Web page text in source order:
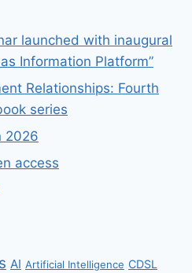
launched with inaugural
Information Platform”
Relationships: Fourth
series
2026
access
AI Artificial Intelligence CDSL